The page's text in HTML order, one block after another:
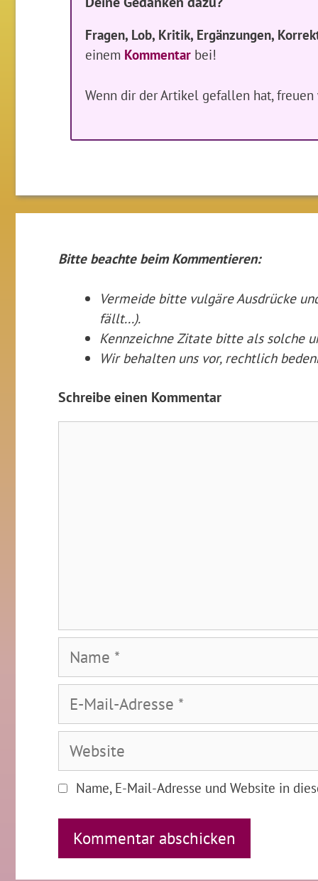
Fragen, Lob, Kritik, Ergänzungen,
einem Kommentarbei!
Wenn dir der Artikel gefallen hat,
Bitte beachte beim Kommentieren:
Vermeide bitte vulgäre Ausdrücke
fällt...).
Kennzeichne Zitate bitte als solche
Wir behalten uns vor, rechtlich
Schreibe einen Kommentar
Mail-
Adresse
Name, E-Mail-Adresse und Website in